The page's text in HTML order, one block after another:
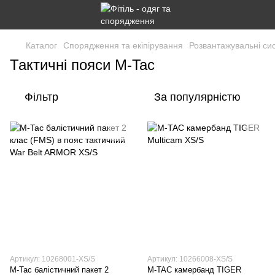
Каталог Спорядження та екіпірування Розвантажувальні
Тактичні пояси M-Tac
Фільтр За популярністю
Артикул: 10268001-XS/S
M-Tac балістичний пакет 2
Артикул: 10266008-XS/S
M-TAC камербанд TIGER